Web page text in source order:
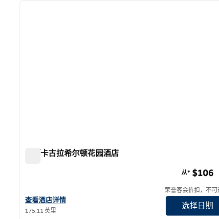
1/12
帕斯卡古拉希尔顿花园酒店
查看希尔顿花园酒店帕斯卡古拉的酒店详情
查看酒店详情
175.11 英里
从* $106
荣誉客会折扣，不可
选择日期